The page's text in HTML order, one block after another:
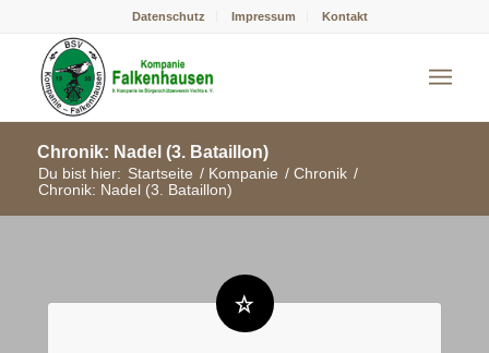
Datenschutz Impressum Kontakt
Chronik: Nadel (3. Bataillon)
Du bist hier: Startseite / Kompanie / Chronik /
Chronik: Nadel (3. Bataillon)